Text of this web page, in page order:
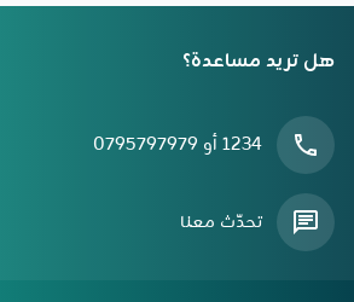
هل تريد مساعدة؟
1234 أو 0795797979
تحدّث معنا